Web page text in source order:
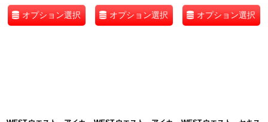
オプション選択 オプション選択 オプション選択